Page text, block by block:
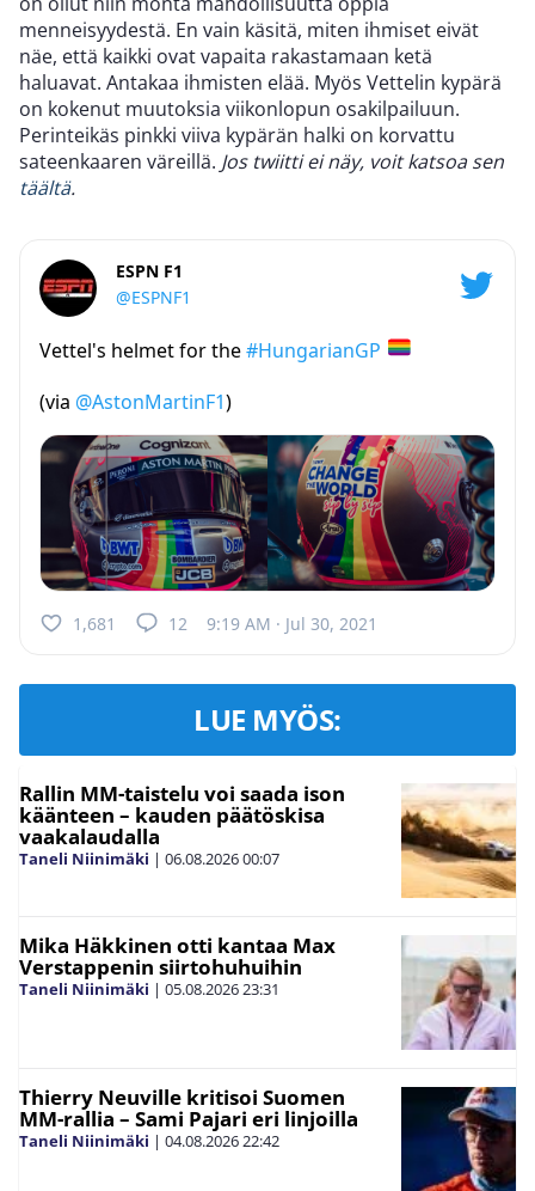
menneisyydestä. En vain käsitä, miten ihmiset eivät
näe, että kaikki ovat vapaita rakastamaan ketä
haluavat. Antakaa ihmisten elää. Myös Vettelin kypärä
on kokenut muutoksia viikonlopun osakilpailuun.
Perinteikäs pinkki viiva kypärän halki on korvattu
sateenkaaren väreillä. Jos twiitti ei näy, voit katsoa sen
täältä.
ESPN F1
@ESPNF1
Vettel's helmet for the#HungarianGP
‍(via @AstonMartinF1)
1,681 12 9:19 AM · Jul 30, 2021
LUE MYÖS:
Rallin MM-taistelu voi saada ison
käänteen – kauden päätöskisa
vaakalaudalla
Taneli Niinimäki | 06.08.202600:07
Mika Häkkinen otti kantaa Max
Verstappenin siirtohuhuihin
Taneli Niinimäki | 05.08.202623:31
Thierry Neuville kritisoi Suomen
MM-rallia – Sami Pajari eri linjoilla
Taneli Niinimäki | 04.08.202622:42